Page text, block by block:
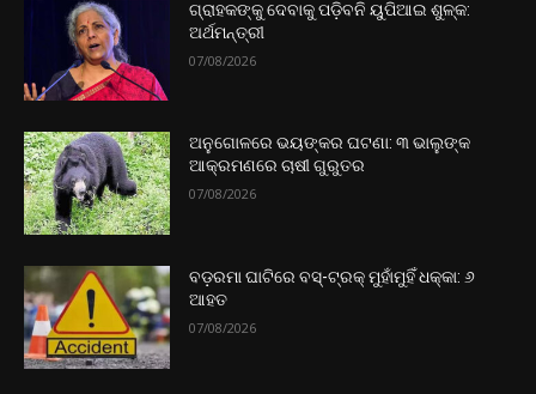
ଗ୍ରାହକଙ୍କୁ ଦେବାକୁ ପଡ଼ିବନି ୟୁପିଆଇ ଶୁଳ୍କ:
ଅର୍ଥମନ୍ତ୍ରୀ
07/08/2026
ଅନୁଗୋଳରେ ଭୟଙ୍କର ଘଟଣା: ୩ ଭାଲୁଙ୍କ
ଆକ୍ରମଣରେ ଚାଷୀ ଗୁରୁତର
07/08/2026
ବଡ଼ରମା ଘାଟିରେ ବସ୍-ଟ୍ରକ୍ ମୁହାଁମୁହିଁ ଧକ୍କା: ୬
ଆହତ
07/08/2026